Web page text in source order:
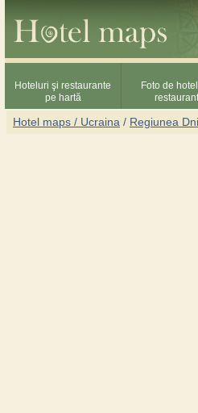
Hoteluri şi restaurante
pe hartă
Foto de
Hotel maps / Ucraina / Regiunea